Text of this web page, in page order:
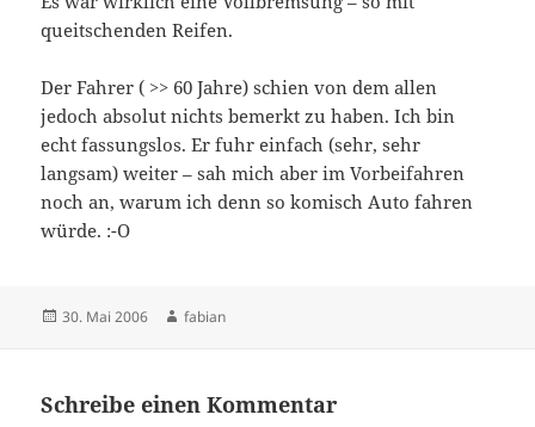
queitschenden Reifen.
Der Fahrer ( >> 60 Jahre) schien von dem allen
jedoch absolut nichts bemerkt zu haben. Ich bin
echt fassungslos. Er fuhr einfach (sehr, sehr
langsam) weiter – sah mich aber im Vorbeifahren
noch an, warum ich denn so komisch Auto fahren
würde. :-O
Veröffentlicht
30. Mai 2006 Autor
fabian
Schreibe einen Kommentar